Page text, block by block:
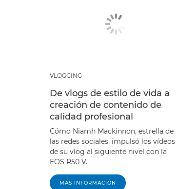
VLOGGING
De vlogs de estilo de vida a
creación de contenido de
calidad profesional
Cómo Niamh Mackinnon, estrella de
las redes sociales, impulsó los vídeos
de su vlog al siguiente nivel con la
EOS R50 V.
MÁS INFORMACIÓN